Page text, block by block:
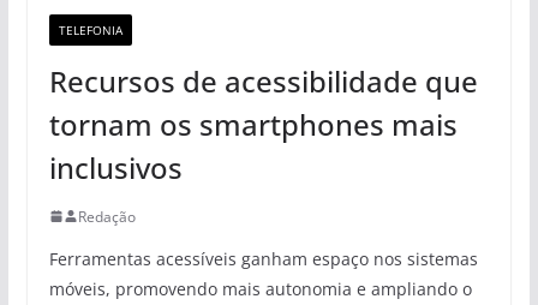
TELEFONIA
Recursos de acessibilidade que
tornam os smartphones mais
inclusivos
Redação
Ferramentas acessíveis ganham espaço nos sistemas
móveis, promovendo mais autonomia e ampliando o